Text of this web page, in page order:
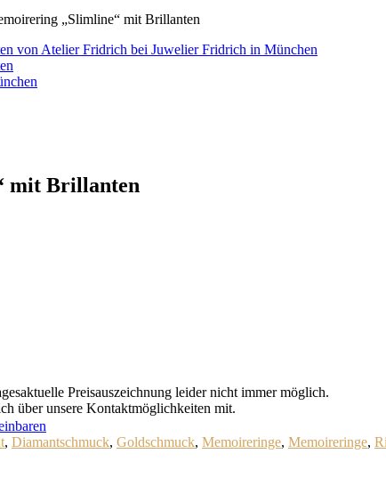
„Slimline“ mit Brillanten
mit Brillanten
Preisauszeichnung leider nicht immer möglich.
über unsere Kontaktmöglichkeiten mit.
, Diamantschmuck, Goldschmuck, Memoireringe, Memoireringe,